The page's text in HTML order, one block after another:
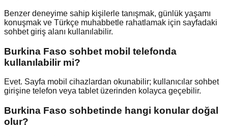
Benzer deneyime sahip kişilerle tanışmak, günlük yaşamı
konuşmak ve Türkçe muhabbetle rahatlamak için sayfadaki
sohbet giriş alanı kullanılabilir.
Burkina Faso sohbet mobil telefonda
kullanılabilir mi?
Evet. Sayfa mobil cihazlardan okunabilir; kullanıcılar sohbet
girişine telefon veya tablet üzerinden kolayca geçebilir.
Burkina Faso sohbetinde hangi konular doğal
olur?